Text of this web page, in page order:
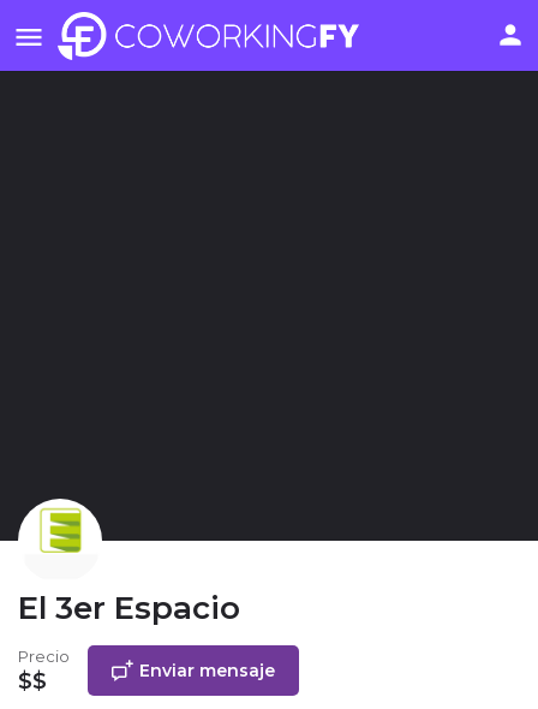
El 3er Espacio
Precio
$$ Enviar mensaje